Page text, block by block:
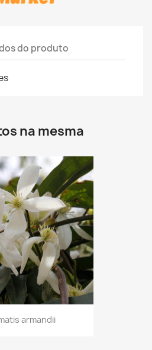
do produto
na mesma
armandii